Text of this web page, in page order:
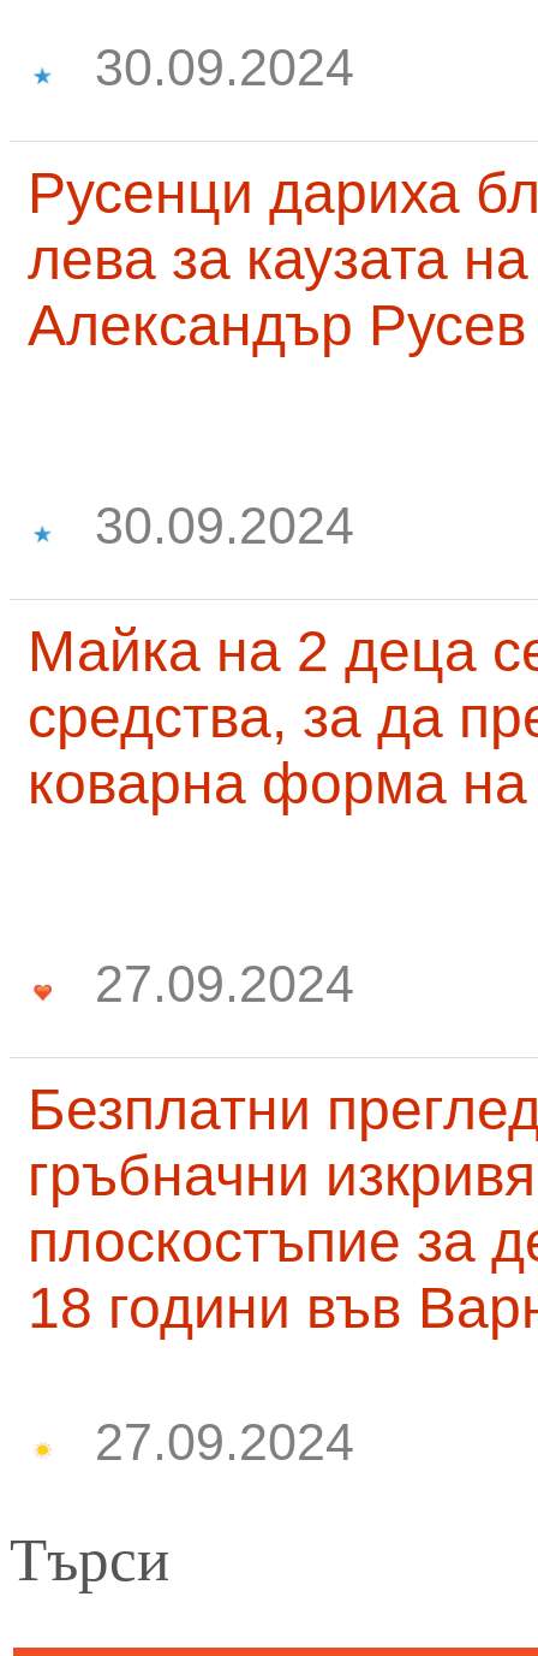
30.09.2024
Русенци дариха
лева за каузата
Александър Русев
30.09.2024
Майка на 2 деца
средства, за да
коварна форма на
27.09.2024
Безплатни
гръбначни
плоскостъпие за
18 години във
27.09.2024
Търси